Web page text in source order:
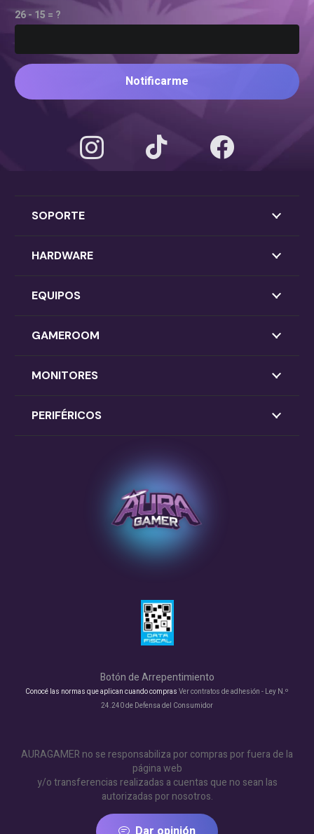
26 - 15 = ?
Notificarme
SOPORTE
HARDWARE
EQUIPOS
GAMEROOM
MONITORES
PERIFÉRICOS
Botón de Arrepentimiento
Conocé las normas que aplican cuando compras Ver contratos de adhesión - Ley N.º
24.240 de Defensa del Consumidor
AURAGAMER no se responsabiliza por compras por fuera de la
página web
y/o transferencias realizadas a cuentas que no sean las
autorizadas por nosotros.